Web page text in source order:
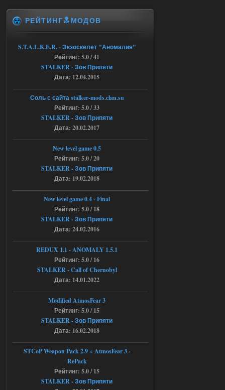
Объединенный Пак 2 + OGSR +
STCoP WP 3.4
11:30
Stalker-Mods-Clan-su
Доступно только для пользователей
Ответить ➤
04.08.2026
Объединенный Пак 2 + OGSR +
STCoP WP 3.4
andreyforest1993
там есть опция расшириные
анимации нпс, я поставил
галочку но толку ноль, ни каких
анимаций нет, может это что-то другое,
кнопок по поводу анимаций
Последний рассвет - Эпизод 1
22:29
Stalker-Mods-Clan-su
Доступно только для пользователей
Объединенный Пак 2 + OGSR +
STCoP WP 3.4
Доступно только для пользователей
Ответить ➤
03.08.2026
РЕЙТИНГ🔝МОДОВ
S.T.A.L.K.E.R. - Экзоскелет "Аномалия"
Рейтинг: 5.0 / 41
STALKER - Зов Припяти
Дата: 12.04.2015
Соль с сайта stalker-mods.clan.su
Рейтинг: 5.0 / 33
STALKER - Зов Припяти
Дата: 20.02.2017
New level game 0.5
Рейтинг: 5.0 / 20
STALKER - Зов Припяти
Дата: 19.02.2018
New level game 0.4 - Final
Рейтинг: 5.0 / 18
STALKER - Зов Припяти
Дата: 24.02.2016
REDUX 1.1​​​​​​​ - ANOMALY 1.5.1
Рейтинг: 5.0 / 16
STALKER - Call of Chernobyl
Дата: 14.01.2022
Modified AtmosFear 3
Рейтинг: 5.0 / 15
STALKER - Зов Припяти
Дата: 16.02.2018
STCoP Weapon Pack 2.9 + AtmosFear 3 -
RePack
Рейтинг: 5.0 / 15
STALKER - Зов Припяти